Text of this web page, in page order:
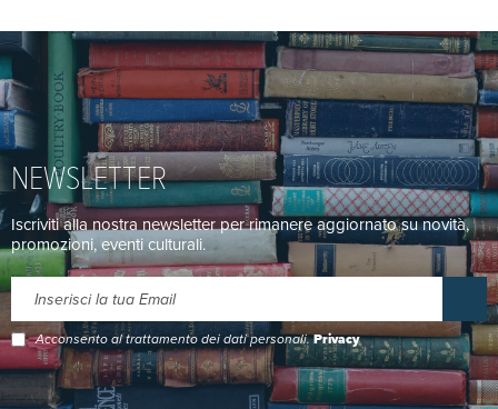
NEWSLETTER
Iscriviti alla nostra newsletter per rimanere aggiornato su novità,
promozioni, eventi culturali.
Acconsento al trattamento dei dati personali.Privacy